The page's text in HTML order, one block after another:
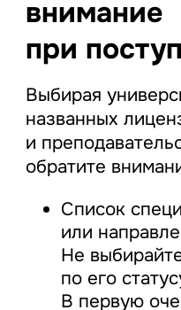
внимание
при
Выбирая
названных
и
обратите
Список
или
Не
по его
В первую